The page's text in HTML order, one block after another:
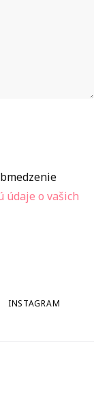
údaje o vašich
INSTAGRAM